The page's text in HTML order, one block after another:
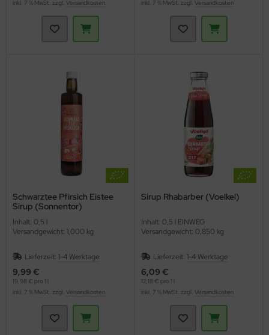
inkl. 7 % MwSt. zzgl. Versandkosten inkl. 7 % MwSt. zzgl. Versandkosten
Schwarztee Pfirsich Eistee
Sirup (Sonnentor)
Inhalt: 0,5 l
Versandgewicht: 1,000 kg
Lieferzeit: 1-4 Werktage
9,99 €
19,98 € pro 1 l
inkl. 7 % MwSt. zzgl. Versandkosten
Sirup Rhabarber (Voelkel)
Inhalt: 0,5 l EINWEG
Versandgewicht: 0,850 kg
Lieferzeit: 1-4 Werktage
6,09 €
12,18 € pro 1 l
inkl. 7 % MwSt. zzgl. Versandkosten